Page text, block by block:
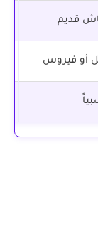
قديم
أو فيروس